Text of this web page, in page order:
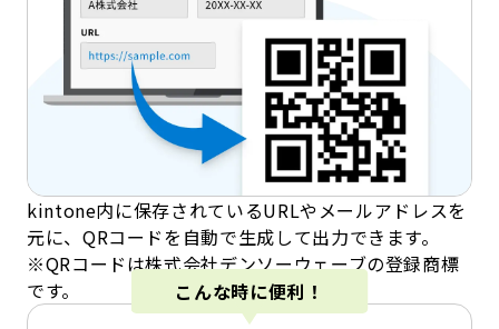
kintone内に保存されているURLやメールアドレスを
元に、QRコードを自動で生成して出力できます。
※QRコードは株式会社デンソーウェーブの登録商標
です。
こんな時に便利！